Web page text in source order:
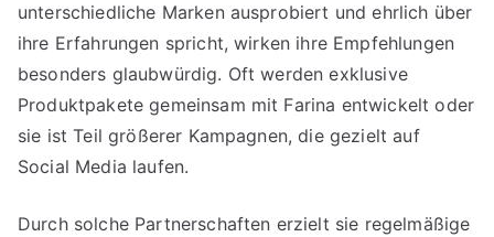
unterschiedliche Marken ausprobiert und ehrlich über
ihre Erfahrungen spricht, wirken ihre Empfehlungen
besonders glaubwürdig. Oft werden exklusive
Produktpakete gemeinsam mit Farina entwickelt oder
sie ist Teil größerer Kampagnen, die gezielt auf
Social Media laufen.
Durch solche Partnerschaften erzielt sie regelmäßige